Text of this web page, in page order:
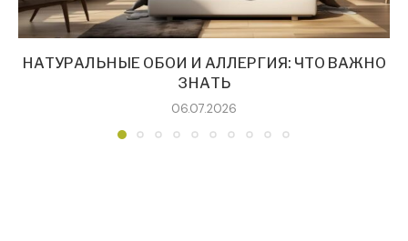
НАТУРАЛЬНЫЕ ОБОИ И АЛЛЕРГИЯ: ЧТО ВАЖНО
ЗНАТЬ
06.07.2026